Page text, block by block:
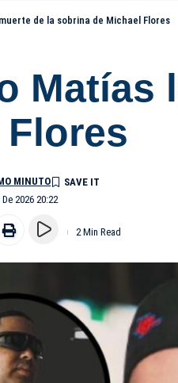
de la sobrina de Michael Flores
Matías
2026 20:22
MINUTO
2 Min Read